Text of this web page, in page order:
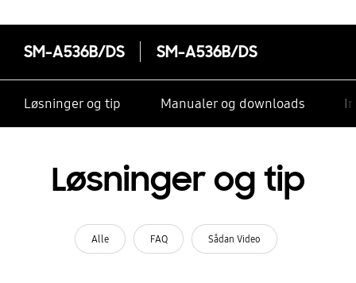
SM-A536B/DS SM-A536B/DS
Løsninger og tip Manualer og downloads
Løsninger og tip
Alle FAQ Sådan Video